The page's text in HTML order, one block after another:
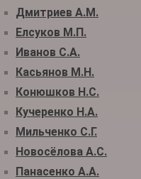
Дмитриев А.М.
Елсуков М.П.
Иванов С.А.
Касьянов М.Н.
Конюшков Н.С.
Кучеренко Н.А.
Мильченко С.Г.
Новосёлова А.С.
Панасенко А.А.